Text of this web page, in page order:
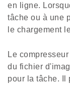
en ligne.
tâche ou à une
le chargement
Le
du fichier
pour la tâche. Il